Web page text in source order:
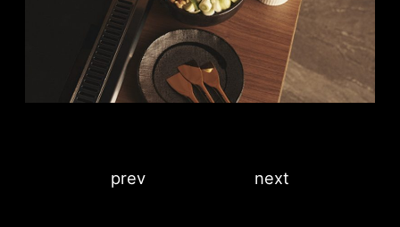
prev next